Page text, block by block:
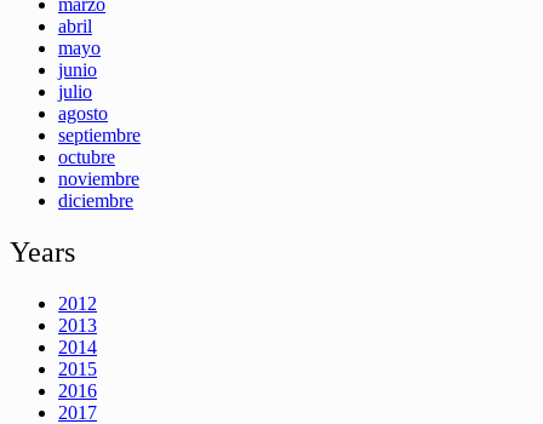
abril
mayo
junio
julio
agosto
septiembre
octubre
noviembre
diciembre
Years
2012
2013
2014
2015
2016
2017